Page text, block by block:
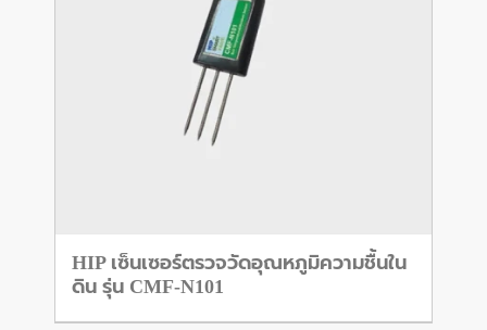
HIP เซ็นเซอร์ตรวจวัดอุณหภูมิความชื้นใน
ดิน รุ่น CMF-N101